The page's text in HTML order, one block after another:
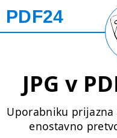
PDF24
JPG v
Uporabniku
enostavno